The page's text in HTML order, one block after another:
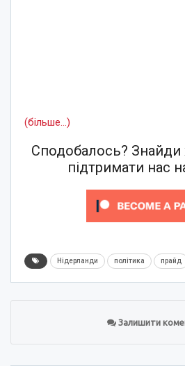
(більше…)
Сподобалось?
підтримати нас
Нідерланди політика прайд
Залишити